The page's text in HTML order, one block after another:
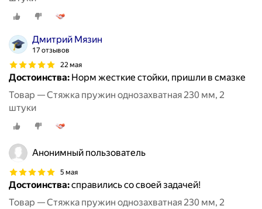
Дмитрий Мязин
17 отзывов
22 мая
Достоинства: Норм жесткие стойки, пришли в смазке
Товар — Стяжка пружин однозахватная 230 мм, 2
штуки
Анонимный пользователь
5 мая
Достоинства:справились со своей задачей!
Товар — Стяжка пружин однозахватная 230 мм, 2